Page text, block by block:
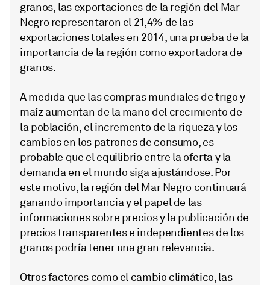
granos, las exportaciones de la región del Mar
Negro representaron el 21,4% de las
exportaciones totales en 2014, una prueba de la
importancia de la región como exportadora de
granos.
A medida que las compras mundiales de trigo y
maíz aumentan de la mano del crecimiento de
la población, el incremento de la riqueza y los
cambios en los patrones de consumo, es
probable que el equilibrio entre la oferta y la
demanda en el mundo siga ajustándose. Por
este motivo, la región del Mar Negro continuará
ganando importancia y el papel de las
informaciones sobre precios y la publicación de
precios transparentes e independientes de los
granos podría tener una gran relevancia.
Otros factores como el cambio climático, las